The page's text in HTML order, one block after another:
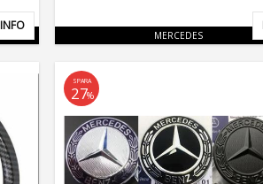
Lägg till i favoriter
INFO
MERCEDES
SPARA
27%